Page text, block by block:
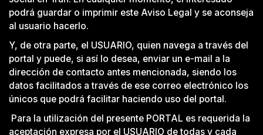
podrá guardar o imprimir este Aviso Legal y se aconseja
al usuario hacerlo.
Y, de otra parte, el USUARIO, quien navega a través del
portal y puede, si así lo desea, enviar un e-mail a la
dirección de contacto antes mencionada, siendo los
datos facilitados a través de ese correo electrónico los
únicos que podrá facilitar haciendo uso del portal.
Para la utilización del presente PORTAL es requerida la
aceptación expresa por el USUARIO de todas y cada